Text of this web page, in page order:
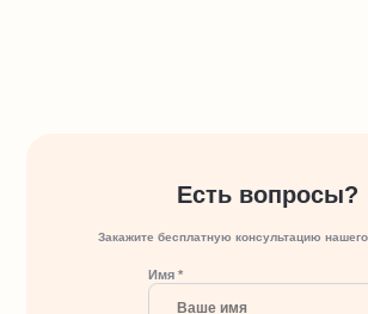
Есть вопросы?
Закажите бесплатную консультацию
Имя *